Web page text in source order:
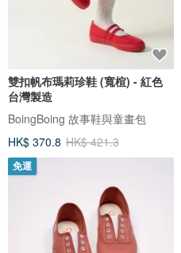
雙扣帆布瑪莉珍鞋 (寬楦) - 紅色
台灣製造
BoingBoing 故事鞋與童畫包
HK$ 370.8 HK$ 421.3
免運